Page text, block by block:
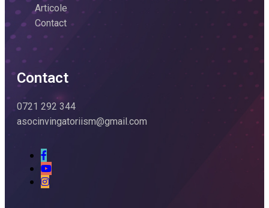
Articole
Contact
Contact
0721 292 344
asocinvingatoriism@gmail.com